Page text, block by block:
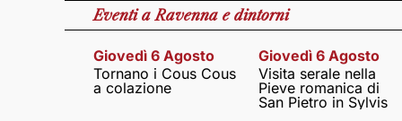
Eventia Ravenna e dintorni
Giovedì 6 Agosto
Tornano i Cous Cous
a colazione
Giovedì 6 Agosto
Visita serale nella
Pieve romanica di
San Pietro in Sylvis